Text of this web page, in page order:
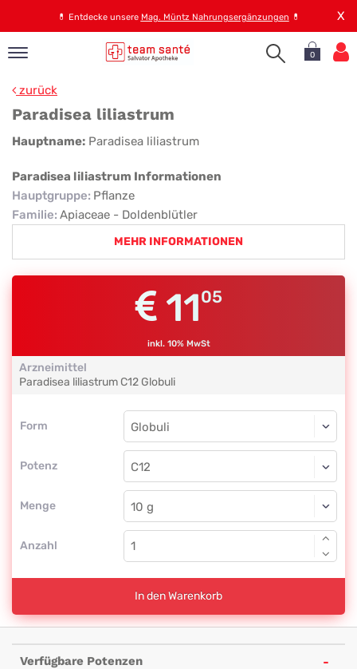
💊 Entdecke unsere Mag. Müntz Nahrungsergänzungen 💊 X
0
zurück
Paradisea liliastrum
Paradisea
liliastrum
Hauptname: Paradisea liliastrum
Paradisea liliastrum Informationen
Hauptgruppe: Pflanze
Familie: Apiaceae - Doldenblütler
MEHR INFORMATIONEN
1105
inkl. 10% MwSt
Arzneimittel
Paradisea liliastrum C12 Globuli
Form
Form
Potenz
Globuli
C12
Menge
Globuli
Anzahl
In den Warenkorb
Verfügbare Potenzen